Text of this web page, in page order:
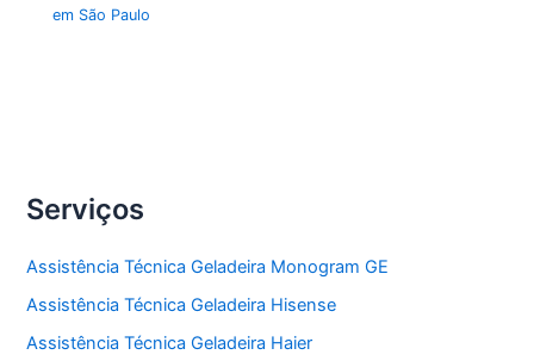
em São Paulo
Serviços
Assistência Técnica Geladeira Monogram GE
Assistência Técnica Geladeira Hisense
Assistência Técnica Geladeira Haier